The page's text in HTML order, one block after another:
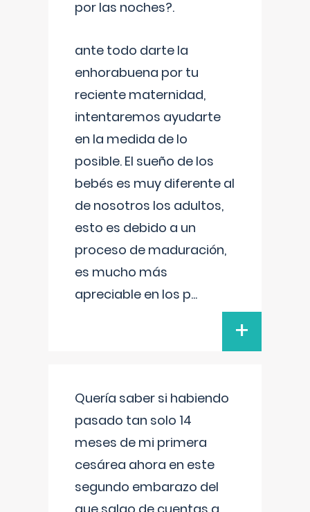
por las noches?.
ante todo darte la
enhorabuena por tu
reciente maternidad,
intentaremos ayudarte
en la medida de lo
posible. El sueño de los
bebés es muy diferente al
de nosotros los adultos,
esto es debido a un
proceso de maduración,
es mucho más
apreciable en los p...
+
Quería saber si habiendo
pasado tan solo 14
meses de mi primera
cesárea ahora en este
segundo embarazo del